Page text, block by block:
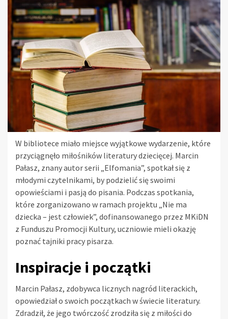
W bibliotece miało miejsce wyjątkowe wydarzenie, które
przyciągnęło miłośników literatury dziecięcej. Marcin
Pałasz, znany autor serii „Elfomania”, spotkał się z
młodymi czytelnikami, by podzielić się swoimi
opowieściami i pasją do pisania. Podczas spotkania,
które zorganizowano w ramach projektu „Nie ma
dziecka – jest człowiek”, dofinansowanego przez MKiDN
z Funduszu Promocji Kultury, uczniowie mieli okazję
poznać tajniki pracy pisarza.
Inspiracje i początki
Marcin Pałasz, zdobywca licznych nagród literackich,
opowiedział o swoich początkach w świecie literatury.
Zdradził, że jego twórczość zrodziła się z miłości do